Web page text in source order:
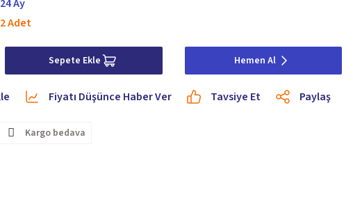
24 Ay
2 Adet
Sepete Ekle Hemen Al
Fiyatı Düşünce Haber Ver Tavsiye Et Paylaş
Kargo bedava